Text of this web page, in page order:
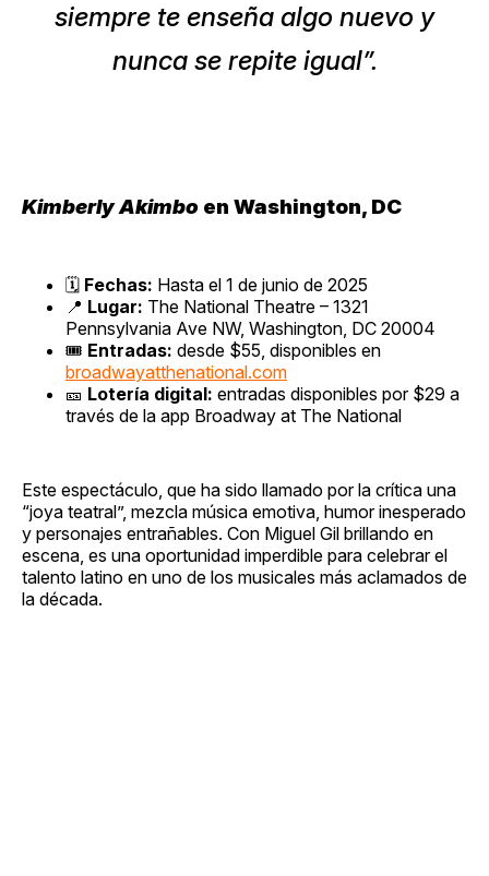
siempre te enseña algo nuevo y
nunca se repite igual”.
Kimberly Akimbo en Washington, DC
🗓 Fechas: Hasta el 1 de junio de 2025
📍 Lugar: The National Theatre – 1321
Pennsylvania Ave NW, Washington, DC 20004
🎟 Entradas: desde $55, disponibles en
broadwayatthenational.com
🎫 Lotería digital: entradas disponibles por $29 a
través de la app Broadway at The National
Este espectáculo, que ha sido llamado por la crítica una
“joya teatral”, mezcla música emotiva, humor inesperado
y personajes entrañables. Con Miguel Gil brillando en
escena, es una oportunidad imperdible para celebrar el
talento latino en uno de los musicales más aclamados de
la década.